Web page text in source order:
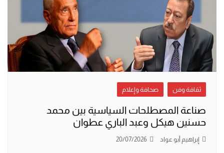
ثقافة وفن صحافة وإعلام
صناعة المصطلحات السياسية بين محمد
حسنين هيكل وعبد الباري عطوان
إبراهيم أبو عواد 20/07/2026